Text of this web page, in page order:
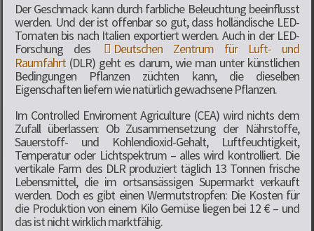
Der Geschmack kann durch farbliche Beleuchtung beeinflusst
werden. Und der ist offenbar so gut, dass holländische LED-
Tomaten bis nach Italien exportiert werden. Auch in der LED-
Forschung des
Deutschen Zentrum für Luft- und
Raumfahrt(DLR) geht es darum, wie man unter künstlichen
Bedingungen Pflanzen züchten kann, die dieselben
Eigenschaften liefern wie natürlich gewachsene Pflanzen.
Im Controlled Enviroment Agriculture (CEA) wird nichts dem
Zufall überlassen: Ob Zusammensetzung der Nährstoffe,
Sauerstoff- und Kohlendioxid-Gehalt, Luftfeuchtigkeit,
Temperatur oder Lichtspektrum – alles wird kontrolliert. Die
vertikale Farm des DLR produziert täglich 13 Tonnen frische
Lebensmittel, die im ortsansässigen Supermarkt verkauft
werden. Doch es gibt einen Wermutstropfen: Die Kosten für
die Produktion von einem Kilo Gemüse liegen bei 12 € – und
das ist nicht wirklich marktfähig.